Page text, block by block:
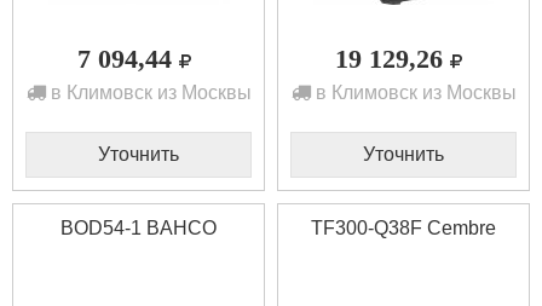
7 094,44
в Климовск из Москвы
Уточнить
19 129,26
в Климовск из Москвы
Уточнить
BOD54-1 BAHCO TF300-Q38F Cembre